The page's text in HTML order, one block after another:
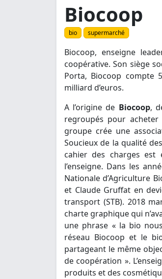
Biocoop
bio supermarché
Biocoop, enseigne
coopérative. Son siège
Porta, Biocoop compte
milliard d’euros.
A l’origine de Biocoop,
regroupés pour
groupe crée une
Soucieux de la qualité
cahier des charges est
l’enseigne. Dans les
Nationale d’Agriculture
et Claude Gruffat en
transport (STB). 2018
charte graphique qui
une phrase « la bio
réseau Biocoop et le
partageant le même
de coopération ».
produits et des